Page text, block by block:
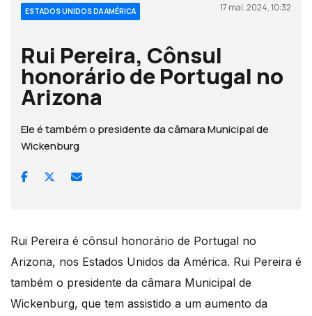
ESTADOS UNIDOS DA AMÉRICA 17 mai, 2024, 10:32
Rui Pereira, Cônsul
honorário de Portugal no
Arizona
Ele é também o presidente da câmara Municipal de
Wickenburg
Rui Pereira é cônsul honorário de Portugal no
Arizona, nos Estados Unidos da América. Rui Pereira é
também o presidente da câmara Municipal de
Wickenburg, que tem assistido a um aumento da